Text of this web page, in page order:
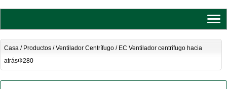
Casa/ Productos/Ventilador Centrífugo/ EC Ventilador centrífugo hacia
atrásΦ280